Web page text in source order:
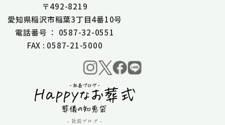
〒492-8219
愛知県稲沢市稲葉3丁目4番10号
電話番号 ： 0587-32-0551
FAX : 0587-21-5000
- 社長ブログ -